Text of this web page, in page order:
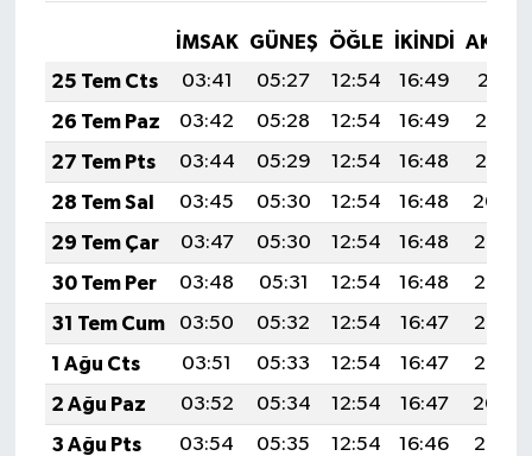
İMSAK GÜNEŞ ÖĞLE İKINDI
25 Tem Cts
03:41 05:27 12:54 16:49
20:11
26 Tem Paz
03:42 05:28 12:54 16:49
20:10
27 Tem Pts
03:44 05:29 12:54 16:48
20:10
28 Tem Sal
03:45 05:30 12:54 16:48
20:09
29 Tem Çar
03:47 05:30 12:54 16:48
20:08
30 Tem Per
03:48 05:31 12:54 16:48
20:07
31 Tem Cum
03:50 05:32 12:54 16:47
20:06
1 Ağu Cts
03:51 05:33 12:54 16:47
20:05
2 Ağu Paz
03:52 05:34 12:54 16:47
20:04
3 Ağu Pts
03:54 05:35 12:54 16:46
20:02